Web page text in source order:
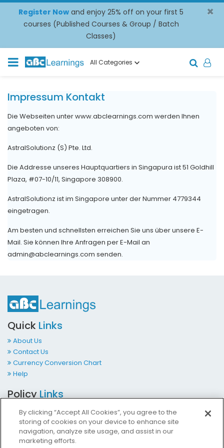
Register Now and enjoy 25% off on your first 5
courses (Published Courses & Group / Batch
Classes)
×
All Categories
Impressum Kontakt
Die Webseiten unter www.abclearnings.com werden Ihnen
angeboten von:
AstralSolutionz (S) Pte. Ltd.
Die Addresse unseres Hauptquartiers in Singapura ist 51 Goldhill
Plaza, #07-10/11, Singapore 308900.
AstralSolutionz ist im Singapore unter der Nummer 4779344
eingetragen.
Am besten und schnellsten erreichen Sie uns über unsere E-
Mail. Sie können Ihre Anfragen per E-Mail an
admin@abclearnings.com senden.
Quick Links
About Us
Contact Us
Currency Conversion Chart
Help
PolicyLinks
Terms & Conditions
Privacy Policy
Cookies Policy
Accessibility at ABCLearnings
By clicking “Accept All Cookies”, you agree to the
storing of cookies on your device to enhance site
navigation, analyze site usage, and assist in our
marketing efforts.